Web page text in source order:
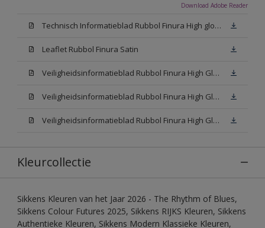
Download Adobe Reader
Technisch Informatieblad Rubbol Finura High gloss (PDF)
Leaflet Rubbol Finura Satin
Veiligheidsinformatieblad Rubbol Finura High Gloss W05 (MSDS)
Veiligheidsinformatieblad Rubbol Finura High Gloss White (MSDS)
Veiligheidsinformatieblad Rubbol Finura High Gloss N00 (MSDS)
Kleurcollectie
Sikkens Kleuren van het Jaar 2026 - The Rhythm of Blues,
Sikkens Colour Futures 2025, Sikkens RIJKS Kleuren, Sikkens
Authentieke Kleuren, Sikkens Modern Klassieke Kleuren,